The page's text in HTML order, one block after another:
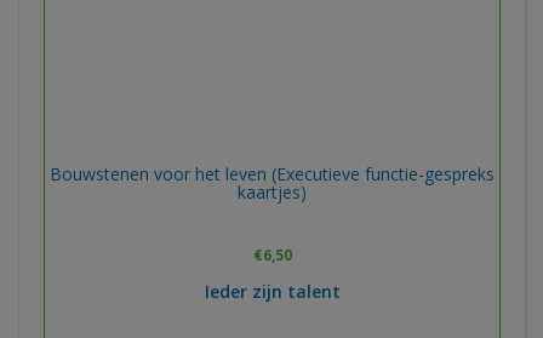
Bouwstenen voor het leven (Executieve functie-gespreks
kaartjes)
€6,50
Ieder zijn talent